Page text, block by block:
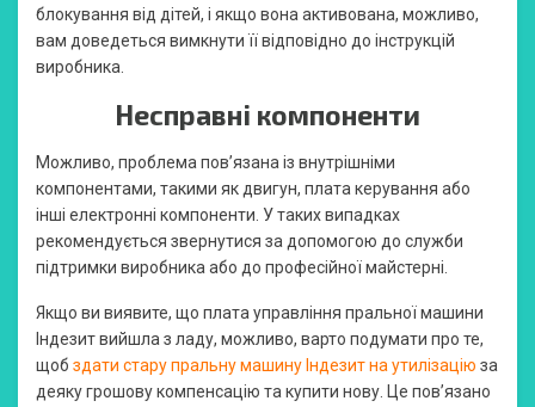
блокування від дітей, і якщо вона активована, можливо,
вам доведеться вимкнути її відповідно до інструкцій
виробника.
Несправні компоненти
Можливо, проблема пов’язана із внутрішніми
компонентами, такими як двигун, плата керування або
інші електронні компоненти. У таких випадках
рекомендується звернутися за допомогою до служби
підтримки виробника або до професійної майстерні.
Якщо ви виявите, що плата управління пральної машини
Індезит вийшла з ладу, можливо, варто подумати про те,
щоб здати стару пральну машину Індезит на утилізацію за
деяку грошову компенсацію та купити нову. Це пов’язано